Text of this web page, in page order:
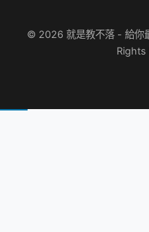
© 2026 就是教不落 - 給你
Rights